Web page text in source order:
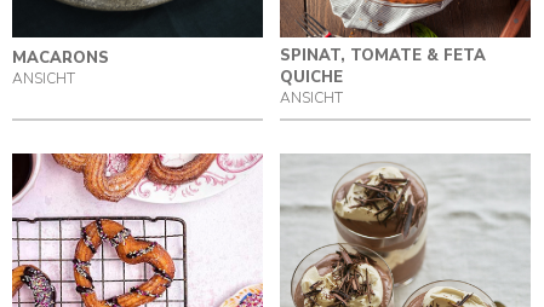
MACARONS
ANSICHT
SPINAT, TOMATE & FETA
QUICHE
ANSICHT